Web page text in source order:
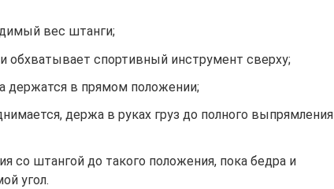
вес штанги;
обхватывает спортивный инструмент сверху;
держатся в прямом положении;
держа в руках груз до полного выпрямления
со штангой до такого положения, пока бедра и
угол.